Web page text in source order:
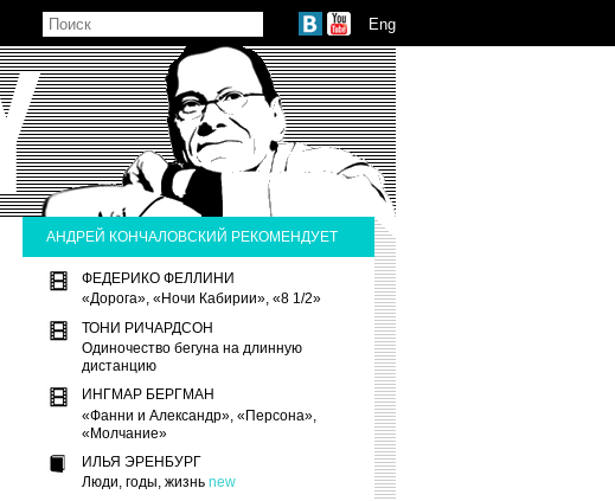
Eng
АНДРЕЙ КОНЧАЛОВСКИЙ РЕКОМЕНДУЕТ
ФЕДЕРИКО ФЕЛЛИНИ
«Дорога», «Ночи Кабирии», «8 1/2»
ТОНИ РИЧАРДСОН
Одиночество бегуна на длинную
дистанцию
ИНГМАР БЕРГМАН
«Фанни и Александр», «Персона»,
«Молчание»
ИЛЬЯ ЭРЕНБУРГ
Люди, годы, жизнь new